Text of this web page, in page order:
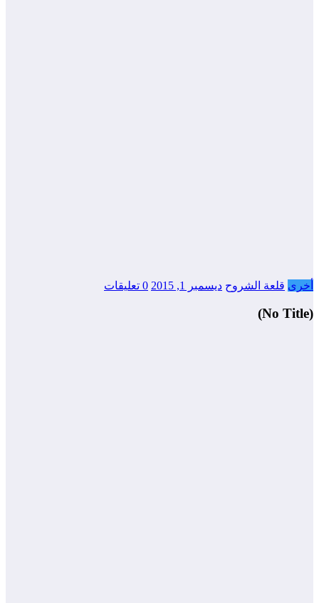
أخرى قلعة الشروح ديسمبر 1, 2015 0 تعليقات
(No Title)